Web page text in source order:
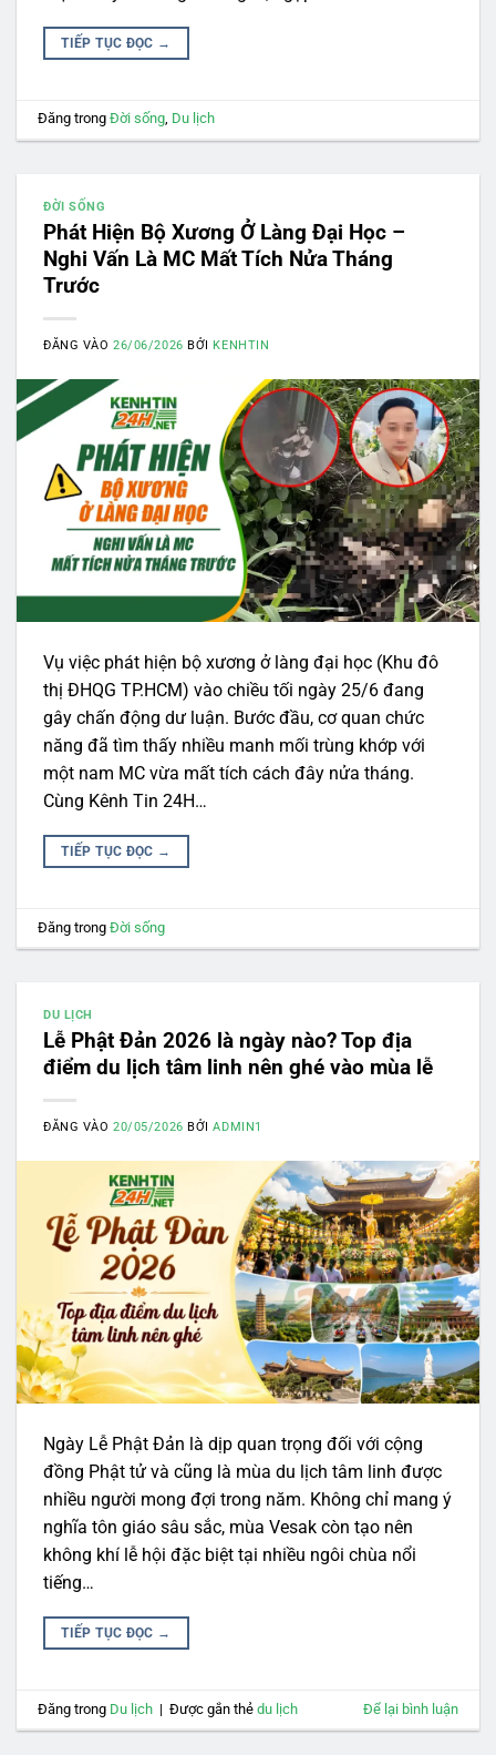
TIẾP TỤC ĐỌC →
Đăng trongĐời sống, Du lịch
ĐỜI SỐNG
Phát Hiện Bộ Xương Ở Làng Đại Học –
Nghi Vấn Là MC Mất Tích Nửa Tháng
Trước
ĐĂNG VÀO26/06/2026 BỞI KENHTIN
Vụ việc phát hiện bộ xương ở làng đại học (Khu đô
thị ĐHQG TP.HCM) vào chiều tối ngày 25/6 đang
gây chấn động dư luận. Bước đầu, cơ quan chức
năng đã tìm thấy nhiều manh mối trùng khớp với
một nam MC vừa mất tích cách đây nửa tháng.
Cùng Kênh Tin 24H…
TIẾP TỤC ĐỌC →
Đăng trongĐời sống
DU LỊCH
Lễ Phật Đản 2026 là ngày nào? Top địa
điểm du lịch tâm linh nên ghé vào mùa lễ
ĐĂNG VÀO20/05/2026 BỞIADMIN1
Ngày Lễ Phật Đản là dịp quan trọng đối với cộng
đồng Phật tử và cũng là mùa du lịch tâm linh được
nhiều người mong đợi trong năm. Không chỉ mang ý
nghĩa tôn giáo sâu sắc, mùa Vesak còn tạo nên
không khí lễ hội đặc biệt tại nhiều ngôi chùa nổi
tiếng…
TIẾP TỤC ĐỌC →
Đăng trong Du lịch | Được gắn thẻdu lịch Để lại bình luận